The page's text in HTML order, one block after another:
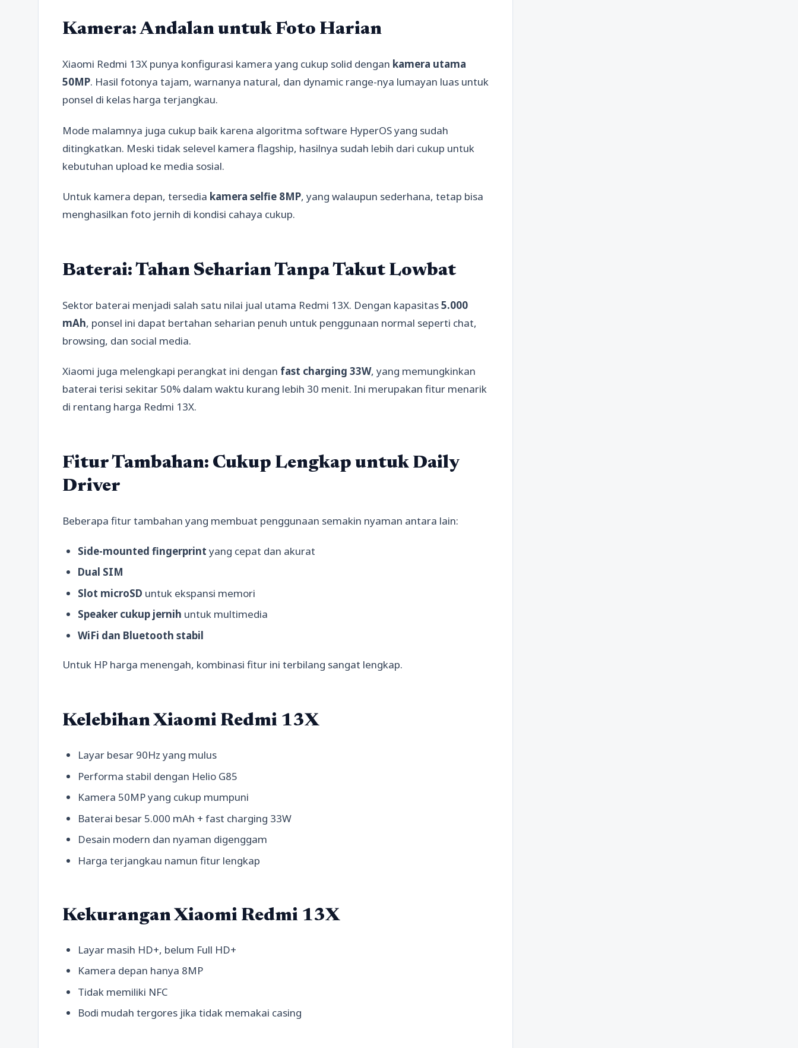
Kamera: Andalan untuk Foto Harian
Xiaomi Redmi 13X punya konfigurasi kamera yang cukup solid dengan kamera utama
50MP. Hasil fotonya tajam, warnanya natural, dan dynamic range-nya lumayan luas untuk
ponsel di kelas harga terjangkau.
Mode malamnya juga cukup baik karena algoritma software HyperOS yang sudah
ditingkatkan. Meski tidak selevel kamera flagship, hasilnya sudah lebih dari cukup untuk
kebutuhan upload ke media sosial.
Untuk kamera depan, tersedia kamera selfie 8MP, yang walaupun sederhana, tetap bisa
menghasilkan foto jernih di kondisi cahaya cukup.
Baterai: Tahan Seharian Tanpa Takut Lowbat
Sektor baterai menjadi salah satu nilai jual utama Redmi 13X. Dengan kapasitas5.000
mAh, ponsel ini dapat bertahan seharian penuh untuk penggunaan normal seperti chat,
browsing, dan social media.
Xiaomi juga melengkapi perangkat ini dengan fast charging 33W, yang memungkinkan
baterai terisi sekitar 50% dalam waktu kurang lebih 30 menit. Ini merupakan fitur menarik
di rentang harga Redmi 13X.
Fitur Tambahan: Cukup Lengkap untuk Daily
Driver
Beberapa fitur tambahan yang membuat penggunaan semakin nyaman antara lain:
Side-mounted fingerprint yang cepat dan akurat
Dual SIM
Slot microSD untuk ekspansi memori
Speaker cukup jernih untuk multimedia
WiFi dan Bluetooth stabil
Untuk HP harga menengah, kombinasi fitur ini terbilang sangat lengkap.
Kelebihan Xiaomi Redmi 13X
Layar besar 90Hz yang mulus
Performa stabil dengan Helio G85
Kamera 50MP yang cukup mumpuni
Baterai besar 5.000 mAh + fast charging 33W
Desain modern dan nyaman digenggam
Harga terjangkau namun fitur lengkap
Kekurangan Xiaomi Redmi 13X
Layar masih HD+, belum Full HD+
Kamera depan hanya 8MP
Tidak memiliki NFC
Bodi mudah tergores jika tidak memakai casing